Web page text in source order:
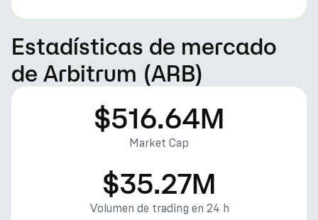
Estadísticas de mercado
de Arbitrum (ARB)
$516.64M
Market Cap
$35.27M
Volumen de trading en 24 h